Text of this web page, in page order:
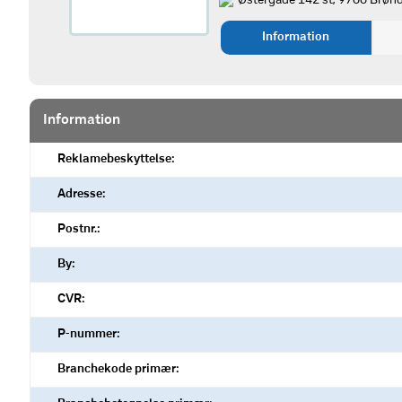
Information
Information
Reklamebeskyttelse:
Adresse:
Postnr.:
By:
CVR:
P-nummer:
Branchekode primær: